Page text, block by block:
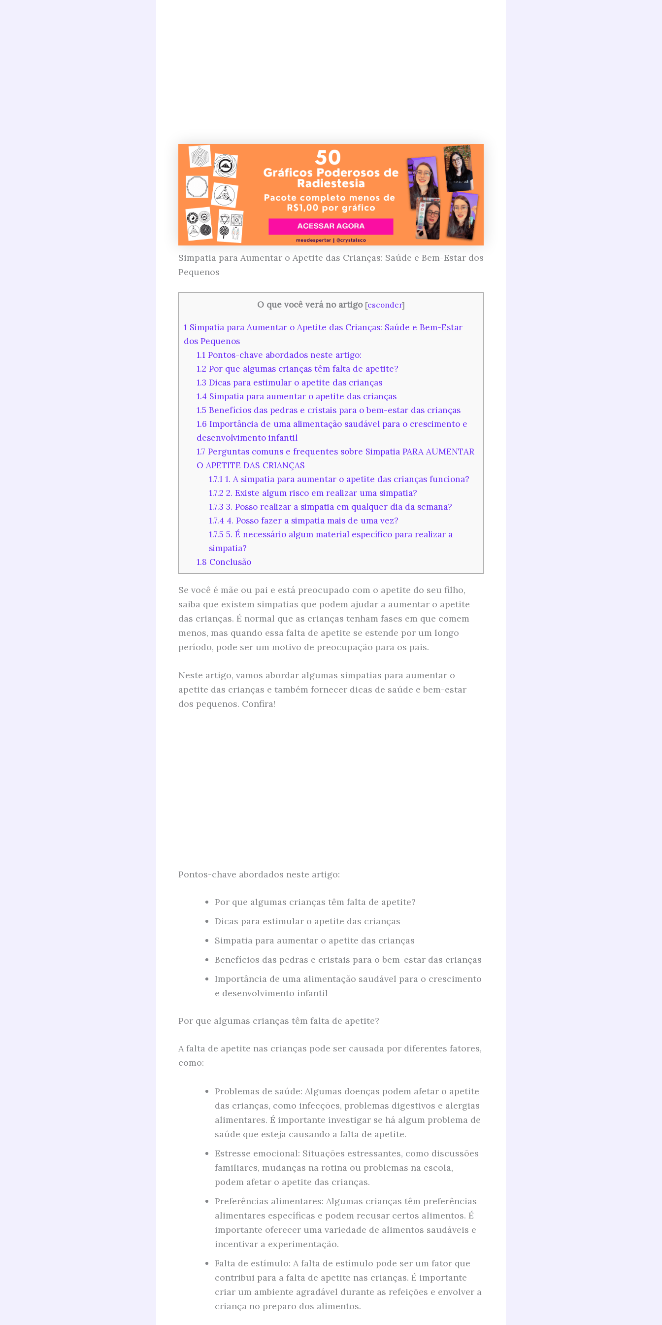
Simpatia para Aumentar o Apetite das Crianças: Saúde e Bem-Estar dos
Pequenos
O que você verá no artigo [esconder]
1 Simpatia para Aumentar o Apetite das Crianças: Saúde e Bem-Estar
dos Pequenos
1.1Pontos-chave abordados neste artigo:
1.2 Por que algumas crianças têm falta de apetite?
1.3 Dicas para estimular o apetite das crianças
1.4 Simpatia para aumentar o apetite das crianças
1.5 Benefícios das pedras e cristais para o bem-estar das crianças
1.6 Importância de uma alimentação saudável para o crescimento e
desenvolvimento infantil
1.7 Perguntas comuns e frequentes sobre Simpatia PARA AUMENTAR
O APETITE DAS CRIANÇAS
1.7.1 1. A simpatia para aumentar o apetite das crianças funciona?
1.7.2 2. Existe algum risco em realizar uma simpatia?
1.7.3 3. Posso realizar a simpatia em qualquer dia da semana?
1.7.4 4. Posso fazer a simpatia mais de uma vez?
1.7.5 5. É necessário algum material específico para realizar a
simpatia?
1.8 Conclusão
Se você é mãe ou pai e está preocupado com o apetite do seu filho,
saiba que existem simpatias que podem ajudar a aumentar o apetite
das crianças. É normal que as crianças tenham fases em que comem
menos, mas quando essa falta de apetite se estende por um longo
período, pode ser um motivo de preocupação para os pais.
Neste artigo, vamos abordar algumas simpatias para aumentar o
apetite das crianças e também fornecer dicas de saúde e bem-estar
dos pequenos. Confira!
Pontos-chave abordados neste artigo:
Por que algumas crianças têm falta de apetite?
Dicas para estimular o apetite das crianças
Simpatia para aumentar o apetite das crianças
Benefícios das pedras e cristais para o bem-estar das crianças
Importância de uma alimentação saudável para o crescimento
e desenvolvimento infantil
Por que algumas crianças têm falta de apetite?
A falta de apetite nas crianças pode ser causada por diferentes fatores,
como:
Problemas de saúde: Algumas doenças podem afetar o apetite
das crianças, como infecções, problemas digestivos e alergias
alimentares. É importante investigar se há algum problema de
saúde que esteja causando a falta de apetite.
Estresse emocional: Situações estressantes, como discussões
familiares, mudanças na rotina ou problemas na escola,
podem afetar o apetite das crianças.
Preferências alimentares: Algumas crianças têm preferências
alimentares específicas e podem recusar certos alimentos. É
importante oferecer uma variedade de alimentos saudáveis e
incentivar a experimentação.
Falta de estímulo: A falta de estímulo pode ser um fator que
contribui para a falta de apetite nas crianças. É importante
criar um ambiente agradável durante as refeições e envolver a
criança no preparo dos alimentos.